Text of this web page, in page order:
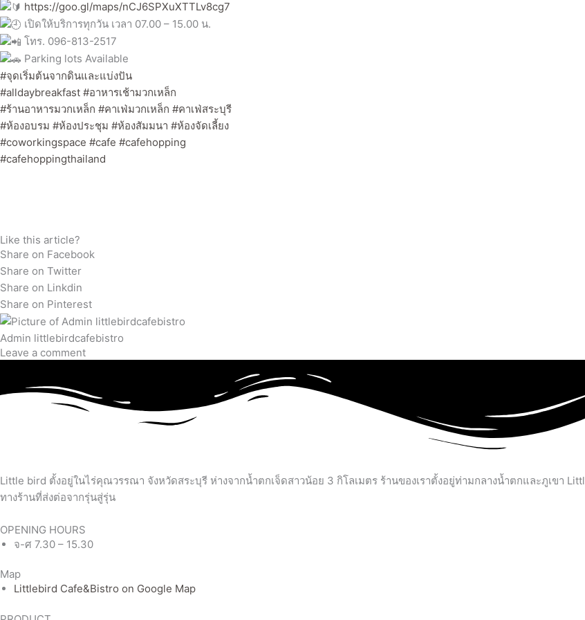
https://goo.gl/maps/nCJ6SPXuXTTLv8cg7
เปิดให้บริการทุกวัน เวลา 07.00 – 15.00 น.
โทร. 096-813-2517
Parking lots Available
#จุดเริ่มต้นจากดินและแบ่งปัน
#alldaybreakfast #อาหารเช้ามวกเหล็ก
#ร้านอาหารมวกเหล็ก #คาเฟ่มวกเหล็ก #คาเฟ่สระบุรี
#ห้องอบรม #ห้องประชุม #ห้องสัมมนา #ห้องจัดเลี้ยง
#coworkingspace #cafe #cafehopping
#cafehoppingthailand
Like this article?
Share on Facebook
Share on Twitter
Share on Linkdin
Share on Pinterest
Admin littlebirdcafebistro
Leave a comment
Little bird ตั้งอยู่ในไร่คุณวรรณา จังหวัดสระบุรี ห่างจากน้ำตกเจ็ดสาวน้อย 3 กิโลเมตร ร้านของเราตั้งอยู่ท่ามกลางน้ำตกและภูเขา
ทางร้านที่ส่งต่อจากรุ่นสู่รุ่น
OPENING HOURS
จ-ศ 7.30 – 15.30
Map
Littlebird Cafe&Bistro on Google Map